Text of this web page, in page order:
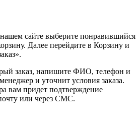
сайте выберите понравившийся
Далее перейдите в Корзину и
заказ, напишите ФИО, телефон и
и уточнит условия заказа.
вам придет подтверждение
или через СМС.